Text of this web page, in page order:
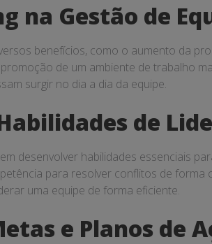
na Gestão de
benefícios, como o aumento da
de um ambiente de trabalho
surgir no dia a dia da equipe.
de
desenvolver habilidades essenciais
para resolver conflitos de
uma equipe de forma eficiente.
e Planos de